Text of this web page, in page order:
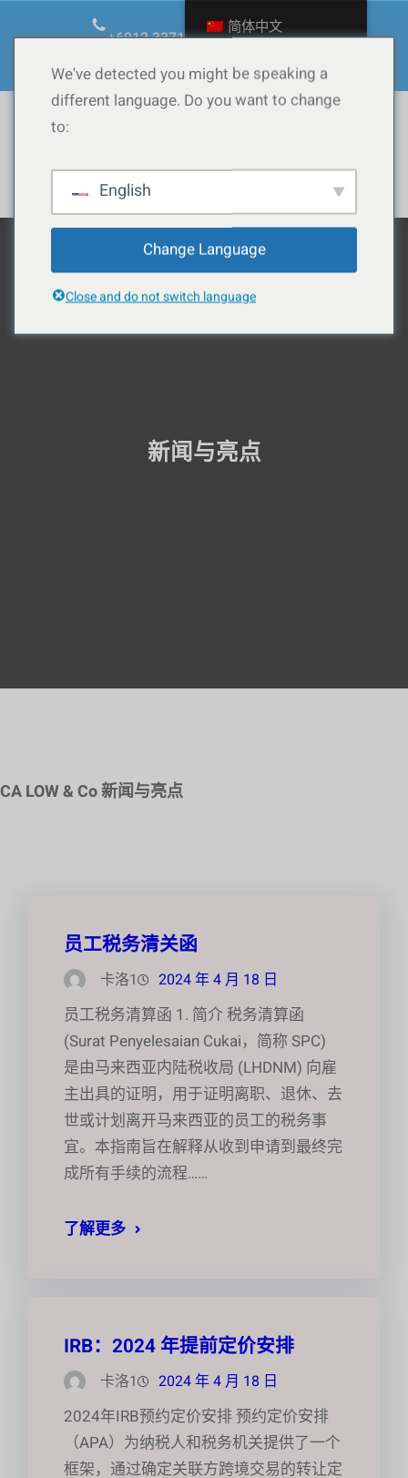
至
容
+6012.3371090
ask@calow.co
Facebook
YouTube
TikTok
Instagram
WordPress
新闻与亮点
CA LOW & Co 新闻与亮点
员工税务清关函
卡洛1 2024 年 4 月 18 日
员工税务清算函 1. 简介 税务清算函
(Surat Penyelesaian Cukai，简称 SPC)
是由马来西亚内陆税收局 (LHDNM) 向雇
主出具的证明，用于证明离职、退休、去
世或计划离开马来西亚的员工的税务事
宜。本指南旨在解释从收到申请到最终完
成所有手续的流程……
了解更多
IRB：2024 年提前定价安排
卡洛1 2024 年 4 月 18 日
2024年IRB预约定价安排 预约定价安排
（APA）为纳税人和税务机关提供了一个
框架，通过确定关联方跨境交易的转让定
简体中文
We've detected you might be speaking a
different language. Do you want to change
to:
English
Change Language
Close and do not switch language